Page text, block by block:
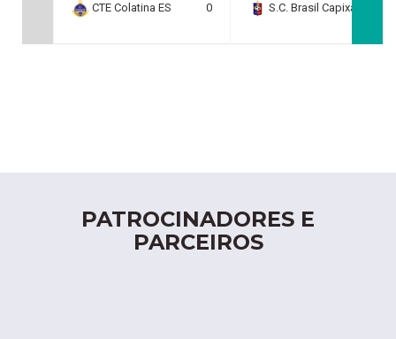
CTE Colatina ES
0
S.C. Brasil Capixaba
PATROCINADORES E
PARCEIROS